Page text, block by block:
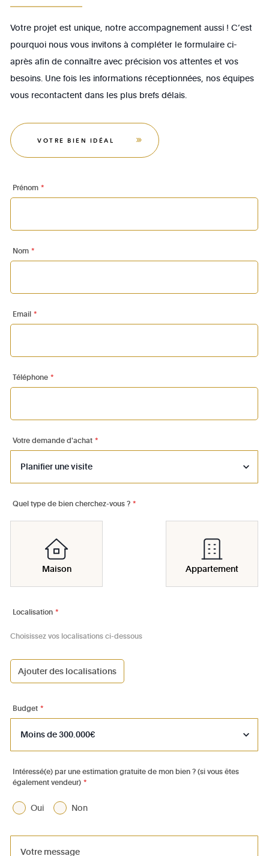
Votre projet est unique, notre accompagnement aussi ! C’est
pourquoi nous vous invitons à compléter le formulaire ci-
après afin de connaître avec précision vos attentes et vos
besoins. Une fois les informations réceptionnées, nos équipes
vous recontactent dans les plus brefs délais.
VOTRE BIEN IDÉAL
Prénom *
Nom *
Email *
Téléphone *
Votre demande d'achat *
Quel type de bien cherchez-vous ? *
Maison Appartement
Localisation *
Choisissez vos localisations ci-dessous
Ajouter des localisations
1000 - Bruxelles-Ville
1040 - Etterbeek
1050 - Ixelles
1070 - Anderlecht
1080 - Molenbeek-St-Jean
1082 - Berchem-Ste-Agathe
Budget *
Intéressé(e) par une estimation gratuite de mon bien ? (si vous êtes
également vendeur) *
Oui Non